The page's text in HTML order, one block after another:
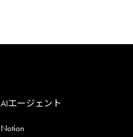
AIエージェント
Notion